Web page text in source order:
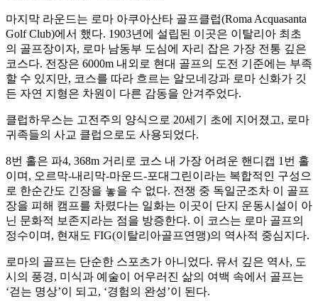
마지막 라운드는 로마 아쿠아산타 골프클럽(Roma Acquasanta
Golf Club)에서 했다. 1903년에 설립된 이곳은 이탈리아 최초
의 골프장이자, 로마 남동부 도심에 자리 잡은 가장 전통 깊은
코스다. 전장은 6000m 내외로 현대 골프의 도전 기준에는 부족
할 수 있지만, 코스를 따라 흐르는 알모네강과 로마 신화가 깃
든 자연 지형은 차원이 다른 감동을 안겨주었다.
클럽하우스는 고전주의 양식으로 20세기 초에 지어졌고, 로마
귀족들의 사교 클럽으로도 사용되었다.
8번 홀은 파4, 368m 거리로 코스 내 가장 어려운 핸디캡 1번 홀
이며, 오르막-내리막-마운드-포대그린이라는 복합적인 구성으
로 한순간도 긴장을 놓을 수 없다. 전쟁 중 독일군조차 이 골프
장을 피해 캠프를 차렸다는 일화는 이곳이 단지 운동시설이 아
닌 문화적 보존지라는 점을 방증한다. 이 코스는 로마 골프의
정수이며, 현재도 FIG(이탈리아골프연맹)의 역사적 중심지다.
로마의 골프는 단순한 스포츠가 아니었다. 유서 깊은 역사, 도
시의 풍경, 미식과 예술이 어우러진 삶의 여백 속에서 골프는
‘걷는 명상’이 되고, ‘경험의 완성’이 된다.